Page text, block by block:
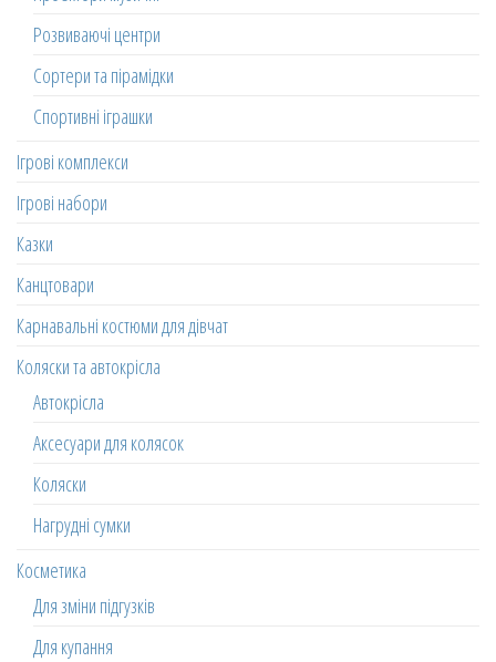
Розвиваючі центри
Сортери та пірамідки
Спортивні іграшки
Ігрові комплекси
Ігрові набори
Казки
Канцтовари
Карнавальні костюми для дівчат
Коляски та автокрісла
Автокрісла
Аксесуари для колясок
Коляски
Нагрудні сумки
Косметика
Для зміни підгузків
Для купання